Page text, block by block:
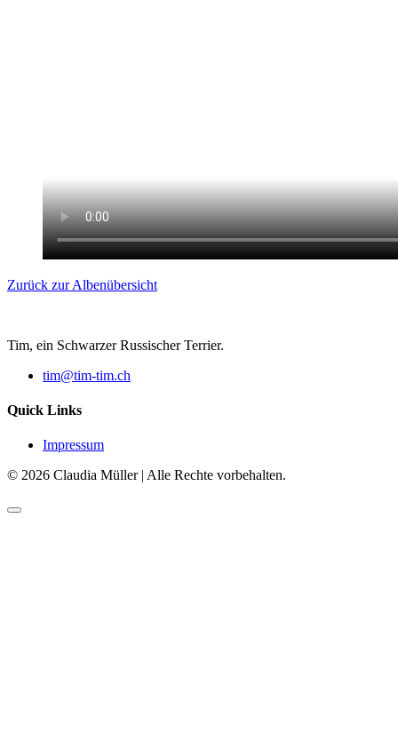
Zurück zur Albenübersicht
Tim, ein Schwarzer Russischer Terrier.
tim@tim-tim.ch
Quick Links
Impressum
© 2026 Claudia Müller | Alle Rechte vorbehalten.